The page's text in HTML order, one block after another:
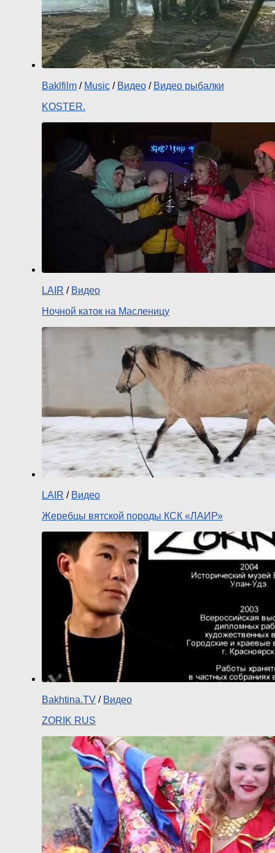
Baklfilm / Music / Видео / Видео рыбалки
KOSTER.
LAIR / Видео
Ночной каток на Масленицу
LAIR / Видео
Жеребцы вятской породы КСК «ЛАИР»
Bakhtina.TV / Видео
ZORIK RUS